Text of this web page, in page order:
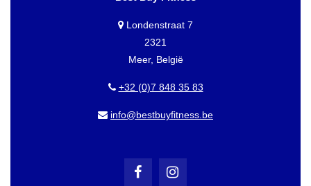
Londenstraat 7
2321
Meer, België
+32 (0)7 848 35 83
info@bestbuyfitness.be